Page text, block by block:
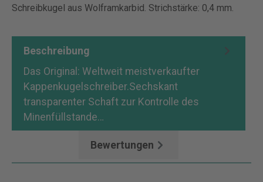
Schreibkugel aus Wolframkarbid. Strichstärke: 0,4 mm.
Beschreibung
Das Original: Weltweit meistverkaufter
Kappenkugelschreiber.Sechskant
transparenter Schaft zur Kontrolle des
Minenfüllstande…
Bewertungen